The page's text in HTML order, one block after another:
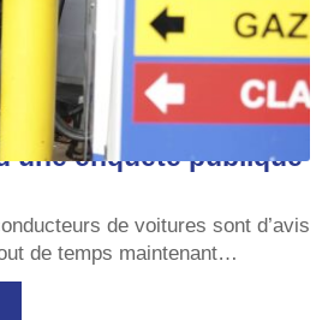
enquête publique
de voitures sont d’avis
de temps maintenant…